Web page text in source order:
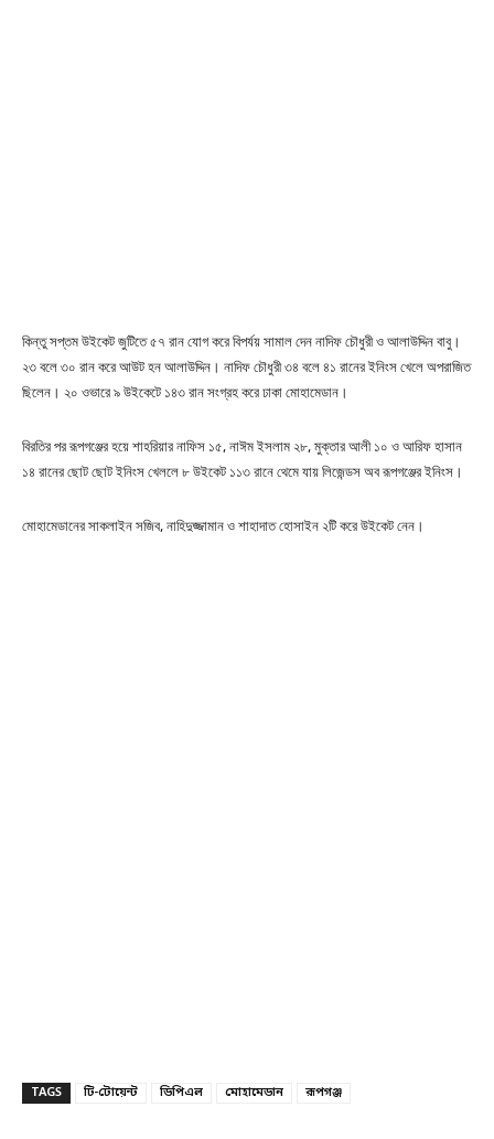
কিন্তু সপ্তম উইকেট জুটিতে ৫৭ রান যোগ করে বিপর্যয় সামাল দেন নাদিফ চৌধুরী ও আলাউদ্দিন বাবু।
২৩ বলে ৩০ রান করে আউট হন আলাউদ্দিন। নাদিফ চৌধুরী ৩৪ বলে ৪১ রানের ইনিংস খেলে অপরাজিত
ছিলেন। ২০ ওভারে ৯ উইকেটে ১৪৩ রান সংগ্রহ করে ঢাকা মোহামেডান।
বিরতির পর রূপগঞ্জের হয়ে শাহরিয়ার নাফিস ১৫, নাঈম ইসলাম ২৮, মুক্তার আলী ১০ ও আরিফ হাসান
১৪ রানের ছোট ছোট ইনিংস খেললে ৮ উইকেট ১১৩ রানে থেমে যায় লিজেন্ডস অব রূপগঞ্জের ইনিংস।
মোহামেডানের সাকলাইন সজিব, নাহিদুজ্জামান ও শাহাদাত হোসাইন ২টি করে উইকেট নেন।
TAGS টি-টোয়েন্ট ডিপিএল মোহামেডান রূপগঞ্জ